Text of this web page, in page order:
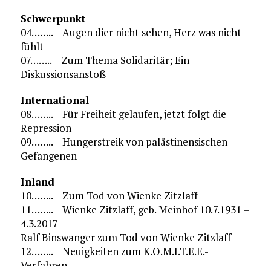
Schwerpunkt
04…….. Augen dier nicht sehen, Herz was nicht
fühlt
07…….. Zum Thema Solidaritär; Ein
Diskussionsanstoß
International
08…….. Für Freiheit gelaufen, jetzt folgt die
Repression
09…….. Hungerstreik von palästinensischen
Gefangenen
Inland
10…….. Zum Tod von Wienke Zitzlaff
11…….. Wienke Zitzlaff, geb. Meinhof 10.7.1931 –
4.3.2017
Ralf Binswanger zum Tod von Wienke Zitzlaff
12…….. Neuigkeiten zum K.O.M.I.T.E.E.-